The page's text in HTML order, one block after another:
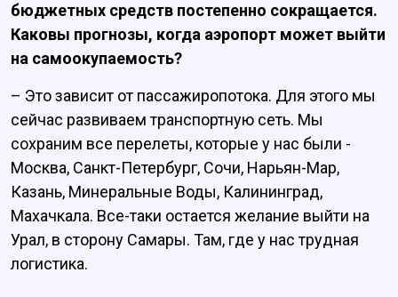
бюджетных средств постепенно сокращается.
Каковы прогнозы, когда аэропорт может выйти
на самоокупаемость?
– Это зависит от пассажиропотока. Для этого мы
сейчас развиваем транспортную сеть. Мы
сохраним все перелеты, которые у нас были -
Москва, Санкт-Петербург, Сочи, Нарьян-Мар,
Казань, Минеральные Воды, Калининград,
Махачкала. Все-таки остается желание выйти на
Урал, в сторону Самары. Там, где у нас трудная
логистика.